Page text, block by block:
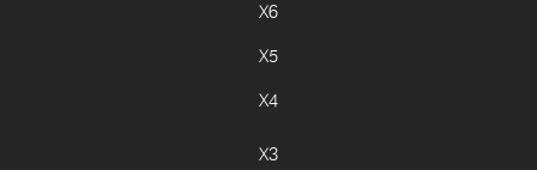
X6
X5
X4
X3